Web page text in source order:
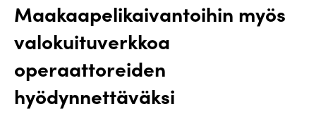
Maakaapelikaivantoihin myös
valokuituverkkoa
operaattoreiden
hyödynnettäväksi